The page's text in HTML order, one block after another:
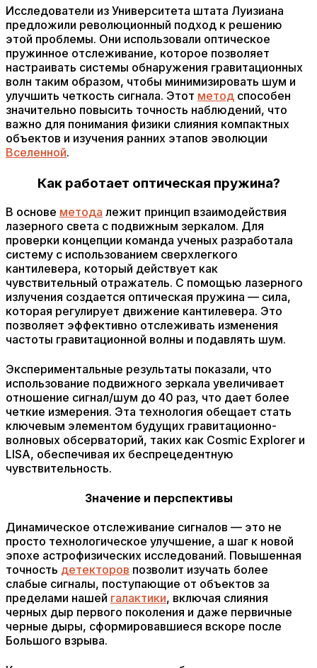
Исследователи из Университета штата Луизиана
предложили революционный подход к решению
этой проблемы. Они использовали оптическое
пружинное отслеживание, которое позволяет
настраивать системы обнаружения гравитационных
волн таким образом, чтобы минимизировать шум и
улучшить четкость сигнала. Этот метод способен
значительно повысить точность наблюдений, что
важно для понимания физики слияния компактных
объектов и изучения ранних этапов эволюции
Вселенной.
Как работает оптическая пружина?
В основе метода лежит принцип взаимодействия
лазерного света с подвижным зеркалом. Для
проверки концепции команда ученых разработала
систему с использованием сверхлегкого
кантилевера, который действует как
чувствительный отражатель. С помощью лазерного
излучения создается оптическая пружина — сила,
которая регулирует движение кантилевера. Это
позволяет эффективно отслеживать изменения
частоты гравитационной волны и подавлять шум.
Экспериментальные результаты показали, что
использование подвижного зеркала увеличивает
отношение сигнал/шум до 40 раз, что дает более
четкие измерения. Эта технология обещает стать
ключевым элементом будущих гравитационно-
волновых обсерваторий, таких как Cosmic Explorer и
LISA, обеспечивая их беспрецедентную
чувствительность.
Значение и перспективы
Динамическое отслеживание сигналов — это не
просто технологическое улучшение, а шаг к новой
эпохе астрофизических исследований. Повышенная
точность детекторов позволит изучать более
слабые сигналы, поступающие от объектов за
пределами нашей галактики, включая слияния
черных дыр первого поколения и даже первичные
черные дыры, сформировавшиеся вскоре после
Большого взрыва.